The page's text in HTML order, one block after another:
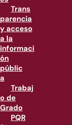
Trans
parencia
y acceso
a la
informaci
ón
públic
a
Trabaj
o de
Grado
PQR